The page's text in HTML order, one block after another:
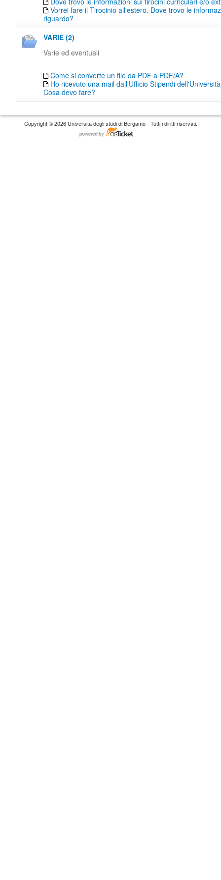
Vorrei fare il Tirocinio all'estero. Dove trovo le
riguardo?
VARIE (2)
Varie ed eventuali
Come si converte un file da PDF a PDF/A?
Ho ricevuto una mail dall'Ufficio Stipendi
Cosa devo fare?
Copyright © 2026 Università degli studi di Bergamo - Tutti i diritti riservati.